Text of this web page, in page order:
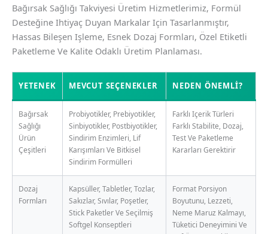
Bağırsak Sağlığı Takviyesi Üretim Hizmetlerimiz, Formül
Desteğine Ihtiyaç Duyan Markalar Için Tasarlanmıştır,
Hassas Bileşen Işleme, Esnek Dozaj Formları, Özel Etiketli
Paketleme Ve Kalite Odaklı Üretim Planlaması.
YETENEK MEVCUT SEÇENEKLER NEDEN ÖNEMLI?
Bağırsak
Sağlığı
Ürün
Çeşitleri
Probiyotikler, Prebiyotikler,
Sinbiyotikler, Postbiyotikler,
Sindirim Enzimleri, Lif
Karışımları Ve Bitkisel
Sindirim Formülleri
Farklı Içerik Türleri
Farklı Stabilite, Dozaj,
Test Ve Paketleme
Kararları Gerektirir
Dozaj
Formları
Kapsüller, Tabletler, Tozlar,
Sakızlar, Sıvılar, Poşetler,
Stick Paketler Ve Seçilmiş
Softgel Konseptleri
Format Porsiyon
Boyutunu, Lezzeti,
Neme Maruz Kalmayı,
Tüketici Deneyimini Ve